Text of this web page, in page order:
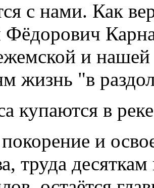
с нами. Как
Фёдорович
и
жизнь "в
купаются в
и
труда